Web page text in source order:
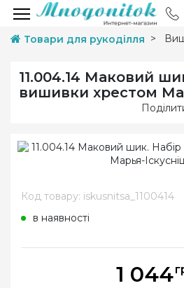
Товари для рукоділля
11.004.14 Маковий
вишивки хрестом
Код товару: iskusnitsa_1100414
в наявності
1 044